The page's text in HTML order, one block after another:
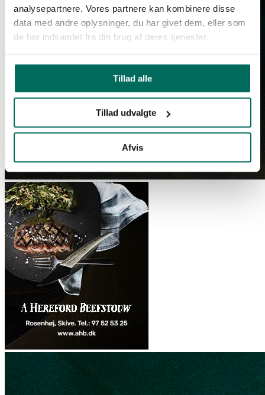
analysepartnere. Vores partnere kan kombinere disse
data med andre oplysninger, du har givet dem, eller som
de har indsamlet fra din brug af deres tjenester.
Tillad alle
Tillad udvalgte
Afvis